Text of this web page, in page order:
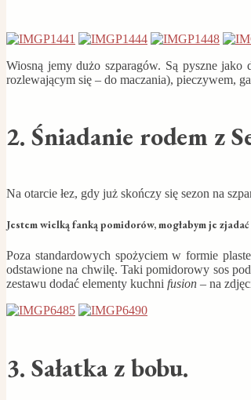
Wiosną jemy dużo szparagów. Są pyszne
rozlewającym się – do maczania), pieczywem,
2. Śniadanie rodem z
Na otarcie łez, gdy już skończy się sezon na
Jestem wielką fanką pomidorów, mogłabym je
Poza standardowych spożyciem w formie
odstawione na chwilę. Taki pomidorowy sos
zestawu dodać elementy kuchni fusion – na
3. Sałatka z bobu.